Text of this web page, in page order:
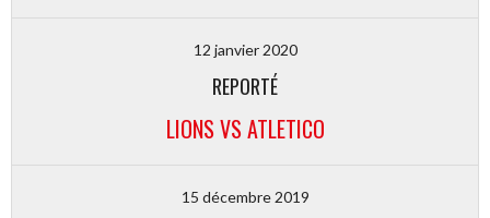
12 janvier 2020
REPORTÉ
LIONS VS ATLETICO
15 décembre 2019